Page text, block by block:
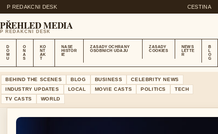
P REDAKCNI DESK CESTINA
PŘEHLED MEDIA
P REDAKCNI DESK
D
O
M
U
O
N
A
S
KO
NT
AK
T
NASE
HISTOR
IE
ZASADY OCHRANY
OSOBNICH UDAJU
ZASADY
COOKIES
NEWS
LETTE
R
B
L
O
G
BEHIND THE SCENES BLOG BUSINESS
CELEBRITY NEWS
INDUSTRY UPDATES
LOCAL MOVIE CASTS POLITICS
TECH
TV CASTS
WORLD